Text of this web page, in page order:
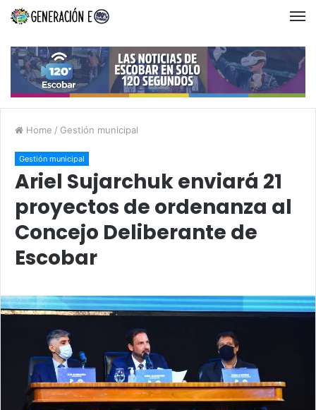
Home / Gestión municipal
Gestión municipal
Ariel Sujarchuk enviará 21
proyectos de ordenanza al
Concejo Deliberante de
Escobar